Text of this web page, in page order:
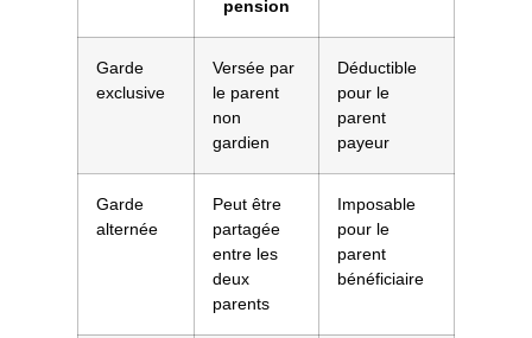
pension
Garde
exclusive
Versée par
le parent
non
gardien
Déductible
pour le
parent
payeur
Garde
alternée
Peut être
partagée
entre les
deux
parents
Imposable
pour le
parent
bénéficiaire